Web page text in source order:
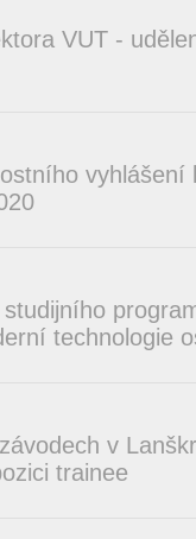
VUT -
technologie
v
trainee